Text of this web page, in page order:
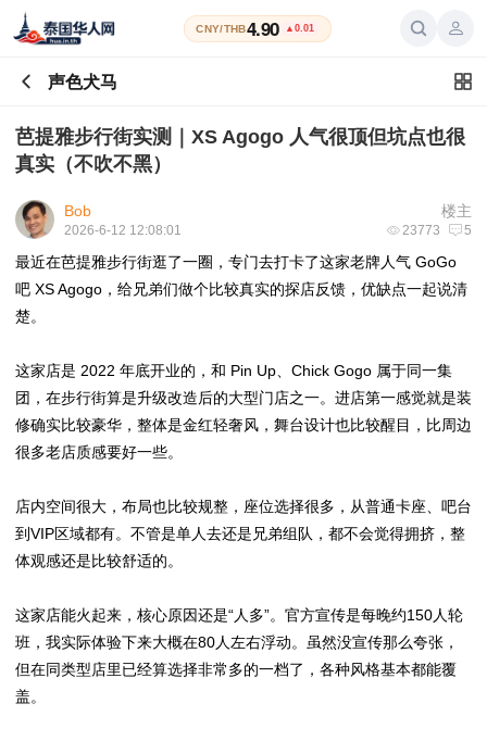
CNY/THB4.90 ▲0.01
声色犬马
芭提雅步行街实测｜XS Agogo 人气很顶但坑点也很
真实（不吹不黑）
楼主
Bob
23773 5
2026-6-12 12:08:01
最近在芭提雅步行街逛了一圈，专门去打卡了这家老牌人气 GoGo
吧 XS Agogo，给兄弟们做个比较真实的探店反馈，优缺点一起说清
楚。
这家店是 2022 年底开业的，和 Pin Up、Chick Gogo 属于同一集
团，在步行街算是升级改造后的大型门店之一。进店第一感觉就是装
修确实比较豪华，整体是金红轻奢风，舞台设计也比较醒目，比周边
很多老店质感要好一些。
店内空间很大，布局也比较规整，座位选择很多，从普通卡座、吧台
到VIP区域都有。不管是单人去还是兄弟组队，都不会觉得拥挤，整
体观感还是比较舒适的。
这家店能火起来，核心原因还是“人多”。官方宣传是每晚约150人轮
班，我实际体验下来大概在80人左右浮动。虽然没宣传那么夸张，
但在同类型店里已经算选择非常多的一档了，各种风格基本都能覆
盖。